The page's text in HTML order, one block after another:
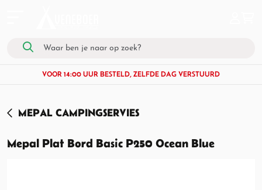
VOOR 14:00 UUR BESTELD, ZELFDE DAG VERSTUURD
MEPAL CAMPINGSERVIES
Mepal Plat Bord Basic P250 Ocean Blue